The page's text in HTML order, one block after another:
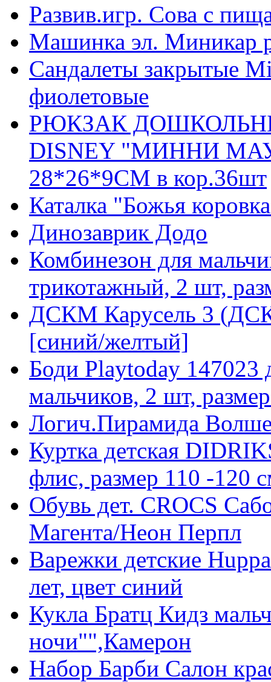
Развив.игр. Сова с
Машинка эл. Миникар
Сандалеты закрытые
фиолетовые
РЮКЗАК
DISNEY "МИННИ
28*26*9СМ в кор.36шт
Каталка "Божья
Динозаврик Додо
Комбинезон для
трикотажный, 2 шт,
ДСКМ Карусель 3
[синий/желтый]
Боди Playtoday 147023
мальчиков, 2 шт,
Логич.Пирамида
Куртка детская
флис, размер 110 -120
Обувь дет. CROCS
Магента/Неон Перпл
Варежки детские
лет, цвет синий
Кукла Братц Кидз
ночи"",Камерон
Набор Барби Салон